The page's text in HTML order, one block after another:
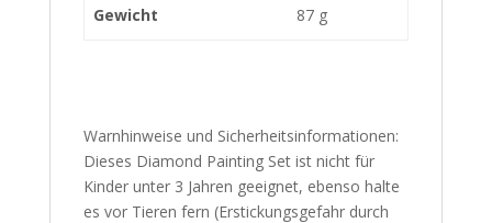
Gewicht 87 g
Warnhinweise und Sicherheitsinformationen:
Dieses Diamond Painting Set ist nicht für
Kinder unter 3 Jahren geeignet, ebenso halte
es vor Tieren fern (Erstickungsgefahr durch